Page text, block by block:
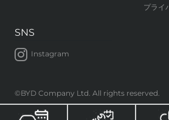
プライ
SNS
Instagram
©BYD Company Ltd. All rights reserved.